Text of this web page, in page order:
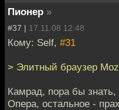
Пионер »
#37 | 17.11.08 12:48
Кому: Self, #31
> Элитный браузер
Камрад, пора бы
Опера, остальное -